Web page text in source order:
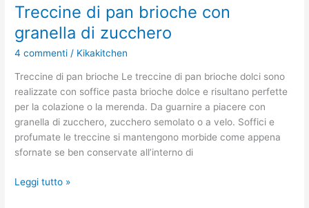
Treccine di pan brioche con
granella di zucchero
4 commenti / Kikakitchen
Treccine di pan brioche Le treccine di pan brioche dolci sono
realizzate con soffice pasta brioche dolce e risultano perfette
per la colazione o la merenda. Da guarnire a piacere con
granella di zucchero, zucchero semolato o a velo. Soffici e
profumate le treccine si mantengono morbide come appena
sfornate se ben conservate all’interno di
Leggi tutto »